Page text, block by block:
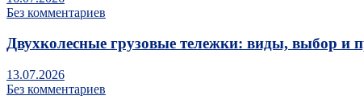
Без комментариев
Двухколесные грузовые тележки: виды, выбор и
13.07.2026
Без комментариев